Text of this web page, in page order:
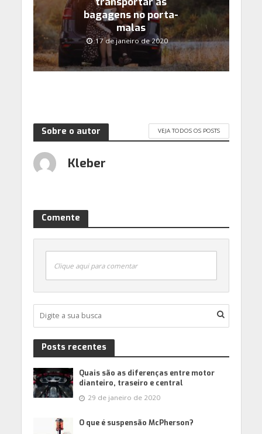
bagagens no porta-
malas
17 de janeiro de 2020
Sobre o autor VEJA TODOS OS POSTS
Kleber
Comente
Clique aqui para comentar
Posts recentes
Quais são as diferenças entre motor
dianteiro, traseiro e central
29 de janeiro de 2020
O que é suspensão McPherson?